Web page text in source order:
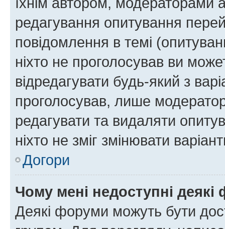
редагування опитування
повідомлення в темі
ніхто не проголосував ви
відредагувати будь-який з
проголосував, лише
редагувати та видаляти
ніхто не зміг змінювати
Догори
Чому мені недоступні
Деякі форуми можуть бути